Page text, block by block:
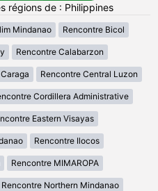
régions de : Philippines
Mindanao Rencontre Bicol
Rencontre Calabarzon
Rencontre Central Luzon
Cordillera Administrative
Eastern Visayas
Rencontre Ilocos
Rencontre MIMAROPA
Rencontre Northern Mindanao